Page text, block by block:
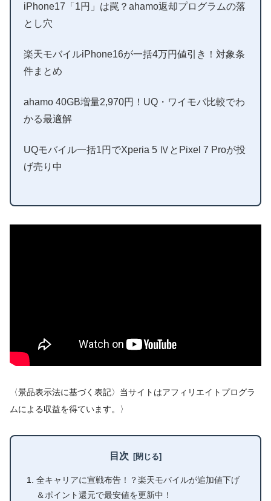
iPhone17「1円」は罠？ahamo返却プログラムの落
とし穴
楽天モバイルiPhone16が一括4万円値引き！対象条
件まとめ
ahamo 40GB増量2,970円！UQ・ワイモバ比較でわ
かる最適解
UQモバイル一括1円でXperia 5 ⅣとPixel 7 Proが投
げ売り中
〈景品表示法に基づく表記〉当サイトはアフィリエイトプログラ
ムによる収益を得ています。〉
目次
全キャリアに宣戦布告！？楽天モバイルが追加値下げ
＆ポイント還元で最安値を更新中！